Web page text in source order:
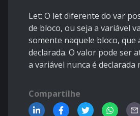
Let: O let diferente do var
de bloco, ou seja a variável
somente naquele bloco, que
declarada. O valor pode ser
a variável nunca é declarada
Compartilhe